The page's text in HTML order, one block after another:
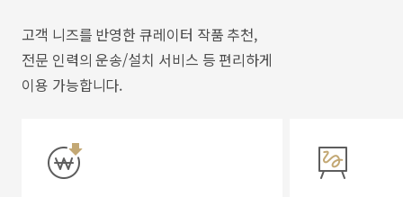
고객 니즈를 반영한 큐레이터 작품 추천,
전문 인력의 운송/설치 서비스 등 편리하게
이용 가능합니다.